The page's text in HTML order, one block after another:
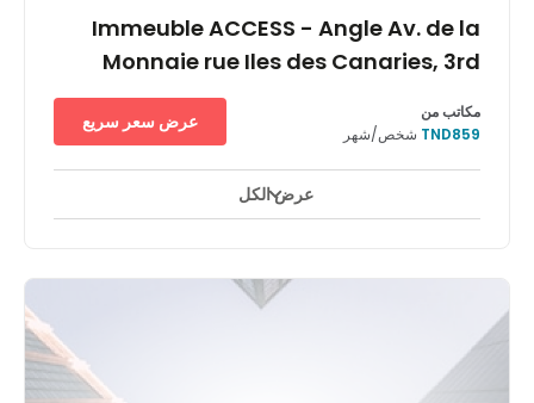
Immeuble ACCESS - Angle Av. de la
Monnaie rue Iles des Canaries, 3rd
مكاتب من
TND859شخص/شهر
عرض سعر سريع
عرض الكل